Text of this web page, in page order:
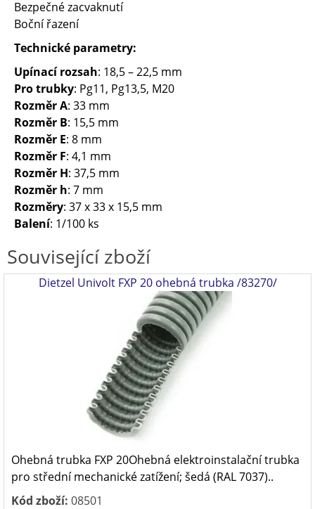
Bezpečné zacvaknutí
Boční řazení
Technické parametry:
Upínací rozsah: 18,5 – 22,5 mm
Pro trubky: Pg11, Pg13,5, M20
Rozměr A: 33 mm
Rozměr B: 15,5 mm
Rozměr E: 8 mm
Rozměr F: 4,1 mm
Rozměr H: 37,5 mm
Rozměr h: 7 mm
Rozměry: 37 x 33 x 15,5 mm
Balení: 1/100 ks
Související zboží
Dietzel Univolt FXP 20 ohebná trubka /83270/
Ohebná trubka FXP 20Ohebná elektroinstalační trubka
pro střední mechanické zatížení; šedá (RAL 7037)..
Kód zboží: 08501